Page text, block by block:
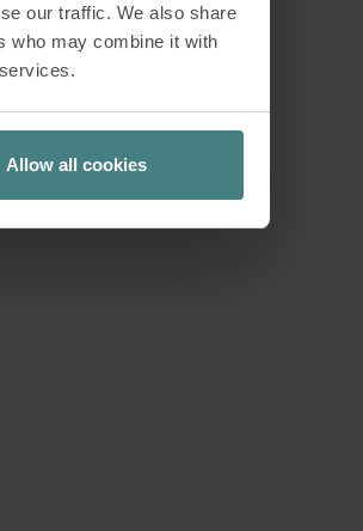
our traffic. We also share
who may combine it with
Allow all cookies
fois celui-ci a
clé dans ce
d’essais.